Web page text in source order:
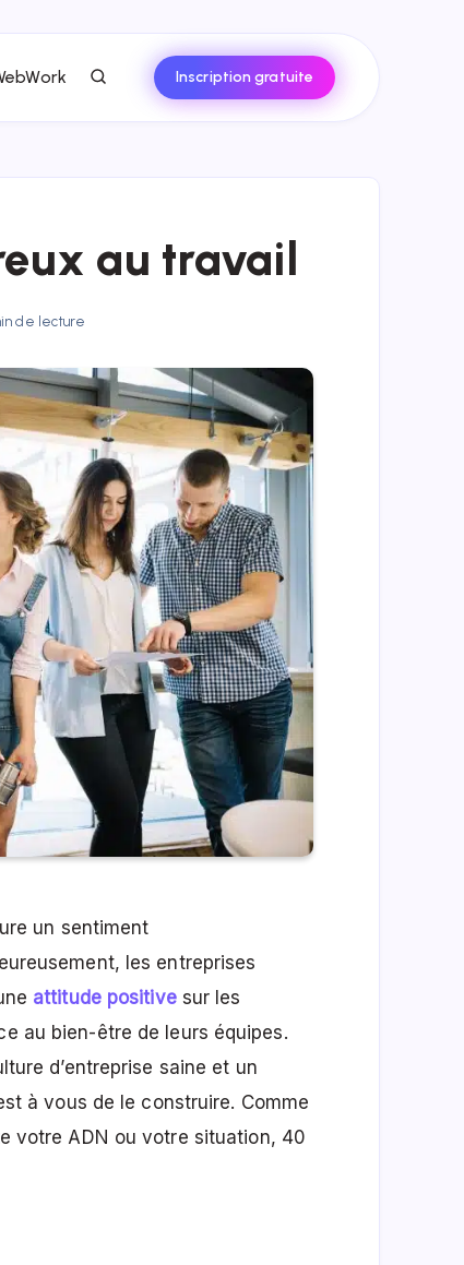
Inscription gratuite
au travail
de lecture
un sentiment
les entreprises
attitude positivesur les
au bien-être de leurs équipes.
d’entreprise saine et un
à vous de le construire. Comme
votre ADN ou votre situation, 40